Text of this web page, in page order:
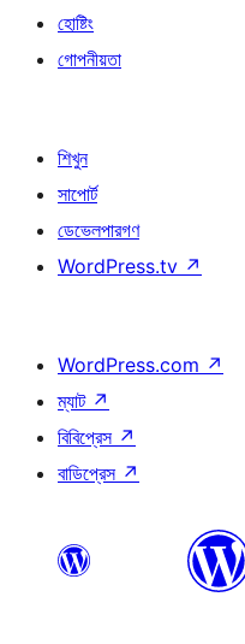
হোষ্টিং
গোপনীয়তা
শিখুন
সাপোর্ট
ডেভেলপারগণ
WordPress.tv ↗
WordPress.com ↗
ম্যাট ↗
বিবিপ্রেস ↗
বাডিপ্রেস ↗